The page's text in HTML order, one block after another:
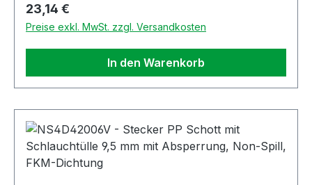
Regulärer Preis:
23,14 €
Preise exkl. MwSt. zzgl. Versandkosten
In den Warenkorb